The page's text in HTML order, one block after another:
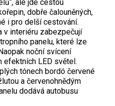
ale jde cestou
dobře čalouněných,
i pro delší cestování.
v interiéru zabezpečují
panelu, které lze
noční svícení
LED světel.
tónech bordó červené
a červenohnědým
dodává autobusu